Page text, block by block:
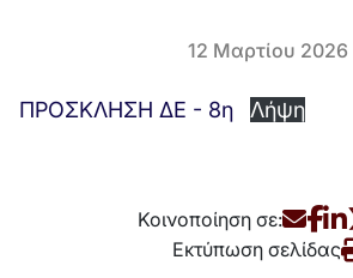
12 Μαρτίου 2026
ΠΡΟΣΚΛΗΣΗ ΔΕ - 8η Λήψη
Κοινοποίηση σε:
Εκτύπωση σελίδας